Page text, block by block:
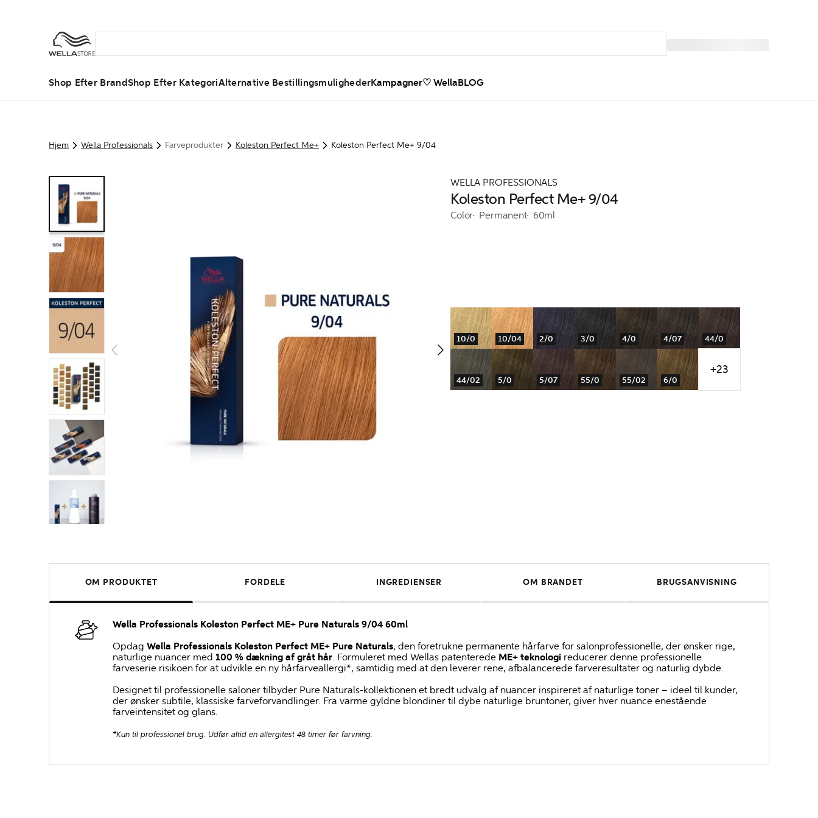
Shop Efter BrandShop Efter KategoriAlternative BestillingsmulighederKampagner♡ WellaBLOG
Hjem Wella Professionals Farveprodukter Koleston Perfect Me+ Koleston Perfect Me+ 9/04
WELLA PROFESSIONALS
Koleston Perfect Me+ 9/04
Color Permanent 60ml
10/0 10/04 2/0 3/0 4/0 4/07 44/0
44/02 5/0 5/07 55/0 55/02 6/0
+23
OM PRODUKTET FORDELE INGREDIENSER OM BRANDET BRUGSANVISNING
Wella Professionals Koleston Perfect ME+ Pure Naturals 9/04 60ml
Opdag Wella Professionals Koleston Perfect ME+ Pure Naturals, den foretrukne permanente hårfarve for salonprofessionelle, der ønsker rige,
naturlige nuancer med 100 % dækning af gråt hår. Formuleret med Wellas patenterede ME+ teknologi reducerer denne professionelle
farveserie risikoen for at udvikle en ny hårfarveallergi*, samtidig med at den leverer rene, afbalancerede farveresultater og naturlig dybde.
Designet til professionelle saloner tilbyder Pure Naturals-kollektionen et bredt udvalg af nuancer inspireret af naturlige toner – ideel til kunder,
der ønsker subtile, klassiske farveforvandlinger. Fra varme gyldne blondiner til dybe naturlige bruntoner, giver hver nuance enestående
farveintensitet og glans.
*Kun til professionel brug. Udfør altid en allergitest 48 timer før farvning.